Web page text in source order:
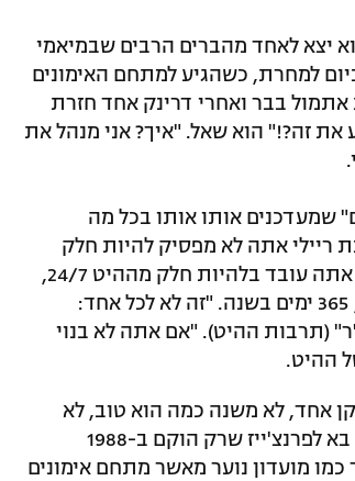
צ'אלמרס היה רוקי במיאמי היט, עונת 2008/09, הוא יצא לאחד מהברים הרבים שבמיאמי
למחרת, כשהגיע למתחם האימונים
אתמול בבר ואחרי דרינק אחד חזרת
זה?!" הוא שאל. "איך? אני מנהל את
שמעדכנים אותו אותו בכל מה
ריילי אתה לא מפסיק להיות חלק
מההיט אחרי שאתה עוזב את מתחם האימונים והמשרדים. אתה עובד בלהיות חלק מההיט 24/7,
שבעה ימים בשבוע, שלושים או שלושים ואחד ימים בחודש, 365 ימים בשנה. "זה לא לכל אחד:
(תרבות ההיט). "אם אתה לא בנוי
ההיט.
אחד, לא משנה כמה הוא טוב, לא
ישנה זאת. כשפט ריילי הגיע לראשונה למיאמי ב-1995, הוא בא לפרנצ'ייז שרק הוקם ב-1988
מועדון נוער מאשר מתחם אימונים